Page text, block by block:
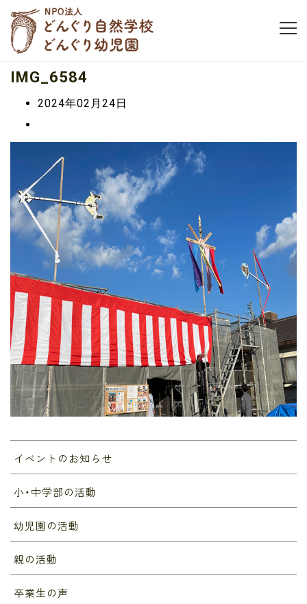
IMG_6584
2024年02月24日
イベントのお知らせ
小・中学部の活動
幼児園の活動
親の活動
卒業生の声